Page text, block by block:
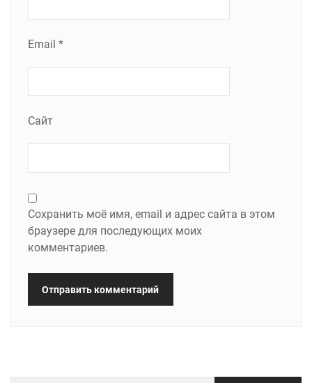
Email *
Сайт
Сохранить моё имя, email и адрес сайта в этом
браузере для последующих моих
комментариев.